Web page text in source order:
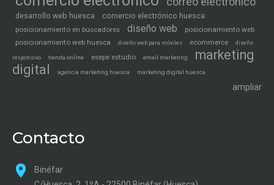
desarrollo web huesca comercio electrónico huesca
posicionamiento en buscadores diseño web
posicionamiento web
posicionamiento web huesca
diseño web para móviles ecommerce diseño
responsivo tienda online esepe estudio email marketing
marketing
digital
agencia marketing huesca marketing digital huesca
ampliar
Contacto
Binéfar